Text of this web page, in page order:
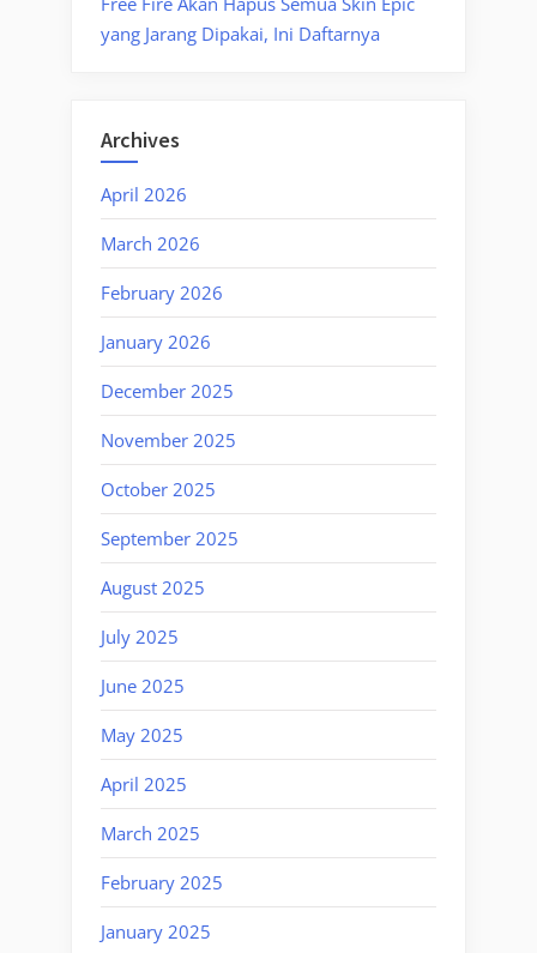
yang Jarang Dipakai, Ini Daftarnya
Archives
April 2026
March 2026
February 2026
January 2026
December 2025
November 2025
October 2025
September 2025
August 2025
July 2025
June 2025
May 2025
April 2025
March 2025
February 2025
January 2025